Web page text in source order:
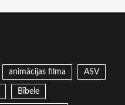
animācijas filma ASV
Bībele